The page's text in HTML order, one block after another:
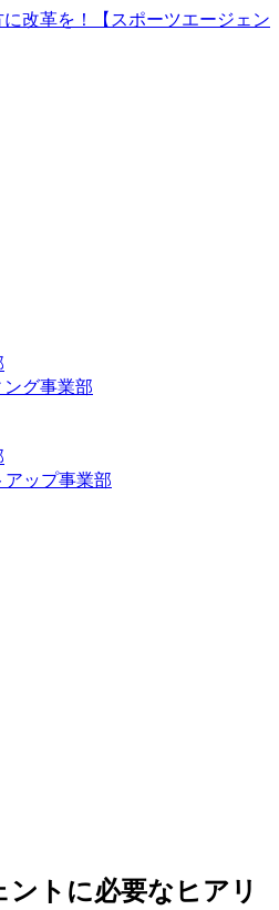
改革を！【スポーツエージェン
グ事業部
アップ事業部
トに必要なヒアリ